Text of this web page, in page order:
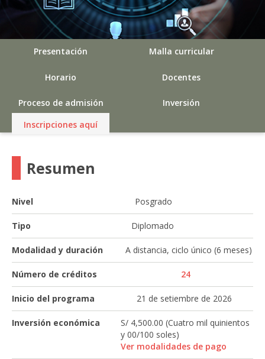
Presentación Malla curricular
Horario Docentes
Proceso de admisión
Inversión
Inscripciones aquí
Resumen
Nivel Posgrado
Tipo Diplomado
Modalidad y duración A distancia, ciclo único (6 meses)
Número de créditos 24
Inicio del programa 21 de setiembre de 2026
Inversión económica
S/ 4,500.00 (Cuatro mil quinientos
y 00/100 soles)
Ver modalidades de pago